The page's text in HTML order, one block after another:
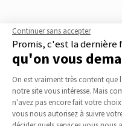
Continuer sans accepter
Promis, c'est la dernière
qu'on vous
Plateforme de
On est vraiment très content que
notre site vous intéresse. Mais
n'avez pas encore fait votre
vous nous autorisez à suivre